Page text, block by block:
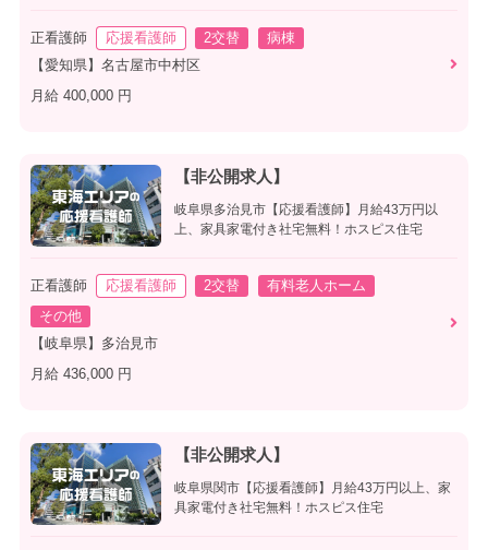
正看護師 応援看護師 2交替
病棟
【愛知県】名古屋市中村区
月給 400,000 円
【非公開求人】
岐阜県多治見市【応援看護師】月給43万円以
上、家具家電付き社宅無料！ホスピス住宅
正看護師 応援看護師 2交替
有料老人ホーム
その他
【岐阜県】多治見市
月給 436,000 円
【非公開求人】
岐阜県関市【応援看護師】月給43万円以上、家
具家電付き社宅無料！ホスピス住宅